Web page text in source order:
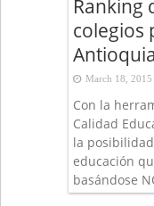
Ranking
colegios
Antioquia
March 18, 2015
Con la
Calidad
la
educación
basándose